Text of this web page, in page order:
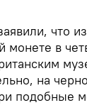
что
монете в
на
подобные